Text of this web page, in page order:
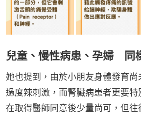
兒童、慢性病患、孕婦 同
她也提到，由於小朋友身體發育
過度辣刺激，而腎臟病患者更要
在取得醫師同意後少量尚可，但